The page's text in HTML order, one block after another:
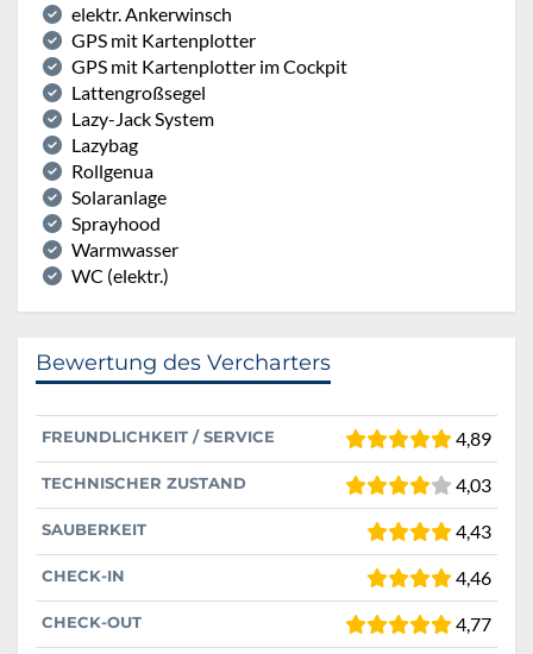
elektr. Ankerwinsch
GPS mit Kartenplotter
GPS mit Kartenplotter im Cockpit
Lattengroßsegel
Lazy-Jack System
Lazybag
Rollgenua
Solaranlage
Sprayhood
Warmwasser
WC (elektr.)
Bewertung des Vercharters
FREUNDLICHKEIT / SERVICE 4,89
TECHNISCHER ZUSTAND 4,03
SAUBERKEIT 4,43
CHECK-IN 4,46
CHECK-OUT 4,77